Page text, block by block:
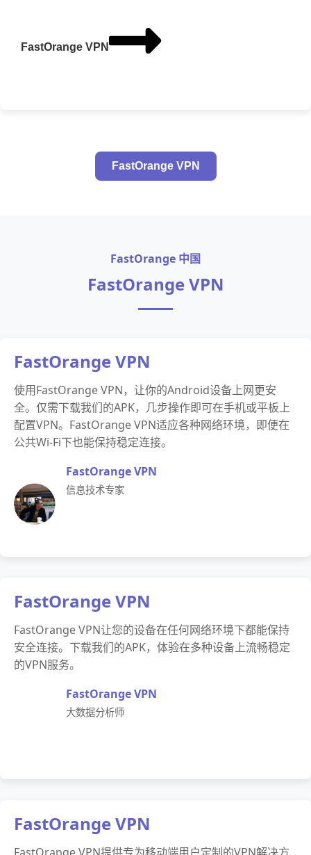
FastOrange VPN
FastOrange VPN
FastOrange 中国
FastOrange VPN
FastOrange VPN
使用FastOrange VPN，让你的Android设备上网更安
全。仅需下载我们的APK，几步操作即可在手机或平板上
配置VPN。FastOrange VPN适应各种网络环境，即便在
公共Wi-Fi下也能保持稳定连接。
FastOrange VPN
信息技术专家
FastOrange VPN
FastOrange VPN让您的设备在任何网络环境下都能保持
安全连接。下载我们的APK，体验在多种设备上流畅稳定
的VPN服务。
FastOrange VPN
大数据分析师
FastOrange VPN